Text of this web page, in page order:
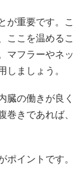
が重要です。こ
ここを温めるこ
マフラーやネッ
しましょう。
臓の働きが良く
巻きであれば、
ポイントです。